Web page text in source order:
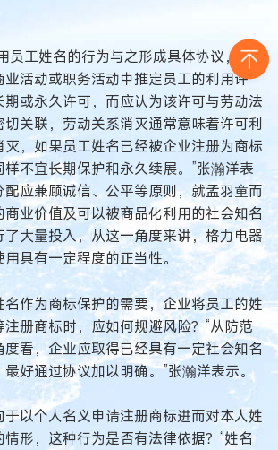
员工姓名的行为与之形成具体协议，即
业活动或职务活动中推定员工的利用许
或永久许可，而应认为该许可与劳动法
关联，劳动关系消灭通常意味着许可利
灭，如果员工姓名已经被企业注册为商标
不宜长期保护和永久续展。”张瀚洋表
配应兼顾诚信、公平等原则，就孟羽童而
业价值及可以被商品化利用的社会知名
大量投入，从这一角度来讲，格力电器
具有一定程度的正当性。
名作为商标保护的需要，企业将员工的姓
册商标时，应如何规避风险？“从防范
度看，企业应取得已经具有一定社会知名
好通过协议加以明确。”张瀚洋表示。
以个人名义申请注册商标进而对本人姓
形，这种行为是否有法律依据？“姓名